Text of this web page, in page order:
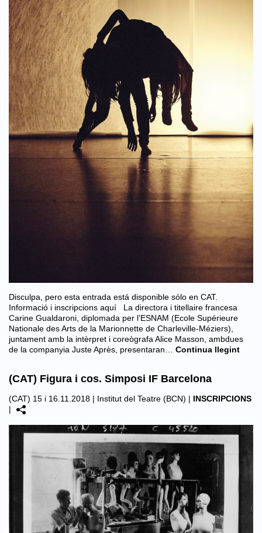
Disculpa, pero esta entrada está disponible sólo en CAT.
Informació i inscripcions aquí La directora i titellaire francesa
Carine Gualdaroni, diplomada per l’ESNAM (Ecole Supérieure
Nationale des Arts de la Marionnette de Charleville-Méziers),
juntament amb la intèrpret i coreògrafa Alice Masson, ambdues
de la companyia Juste Après, presentaran…
Continua llegint
(CAT) Figura i cos. Simposi IF Barcelona
(CAT) 15 i 16.11.2018 | Institut del Teatre (BCN) | INSCRIPCIONS
|